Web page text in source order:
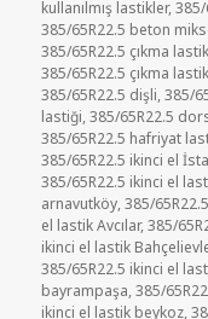
kullanılmış lastikler,
385/65R22.5 beton
385/65R22.5 çıkma lastik
385/65R22.5 çıkma
385/65R22.5 dişli,385/
lastiği,385/65R22.5
385/65R22.5 hafriyat
385/65R22.5 ikinci el
385/65R22.5 ikinci el
arnavutköy,385/
el lastik Avcılar,385/
ikinci el lastik
385/65R22.5 ikinci el
bayrampaşa,385/
ikinci el lastik beykoz,